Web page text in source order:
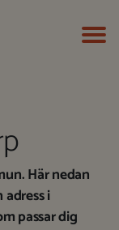
Här nedan
i
passar dig